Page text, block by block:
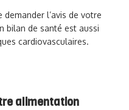
l’avis de votre
bilan de santé est aussi
cardiovasculaires.
alimentation